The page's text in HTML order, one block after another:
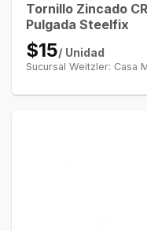
Tornillo Zincado
Pulgada Steelfix
$15/ Unidad
Sucursal Weitzler: Casa